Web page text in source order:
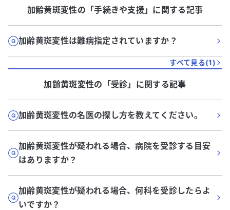
加齢黄斑変性の「手続きや支援」に関する記事
加齢黄斑変性は難病指定されていますか？
すべて見る(1)
加齢黄斑変性の「受診」に関する記事
加齢黄斑変性の名医の探し方を教えてください。
加齢黄斑変性が疑われる場合、病院を受診する目安
はありますか？
加齢黄斑変性が疑われる場合、何科を受診したらよ
いですか？